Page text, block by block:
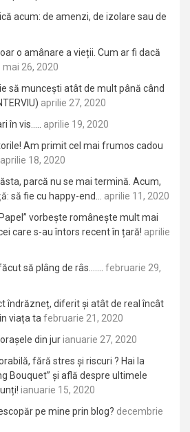
acum: de amenzi, de izolare sau de
o amânare a vieții. Cum ar fi dacă
mai 26, 2020
să muncești atât de mult până când
aprilie 27, 2020
în vis…..
aprilie 19, 2020
Am primit cel mai frumos cadou
aprilie 18, 2020
parcă nu se mai termină. Acum,
să fie cu happy-end…
aprilie 11, 2020
Papel” vorbește românește mult mai
care s-au întors recent în țară! aprilie
să plâng de râs…….
februarie 29,
îndrăzneț, diferit și atât de real încât
viața ta februarie 21, 2020
din jurianuarie 27, 2020
fără stres și riscuri ? Hai la
Bouquet” și află despre ultimele
ianuarie 15, 2020
pe mine prin blog? decembrie